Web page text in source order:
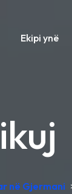
Ekipi ynë
në Gjermani